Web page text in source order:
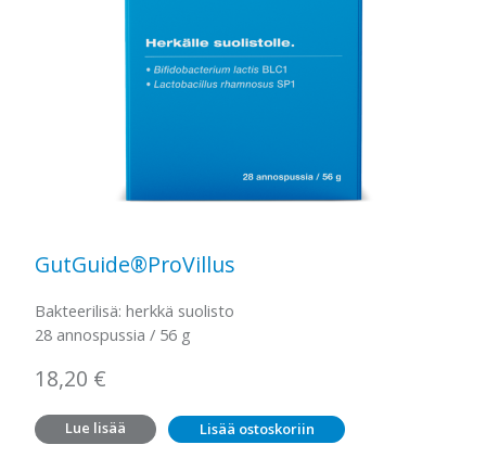
GutGuide®ProVillus
Bakteerilisä: herkkä suolisto
28 annospussia / 56 g
18,20 €
Lue lisää Lisää ostoskoriin